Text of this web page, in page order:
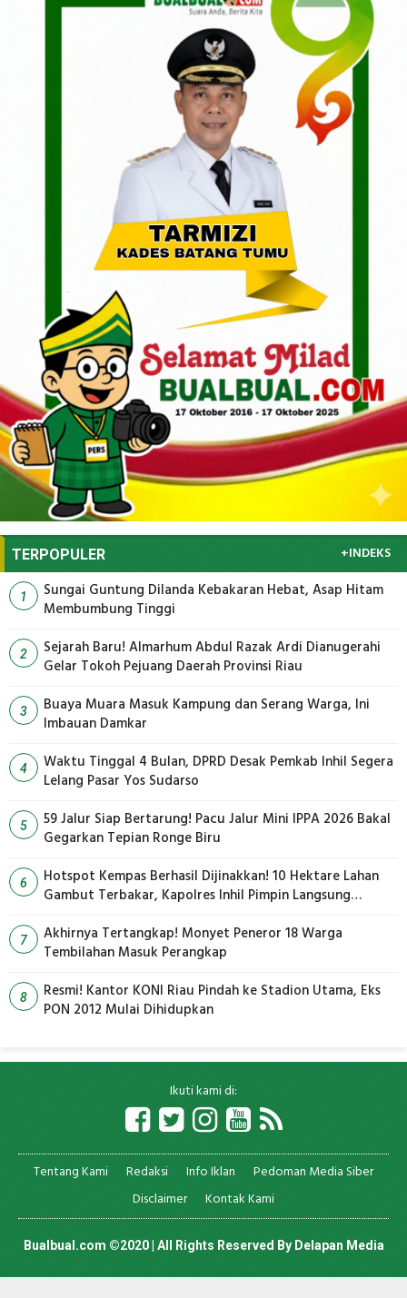
TERPOPULER +INDEKS
1
Sungai Guntung Dilanda Kebakaran Hebat, Asap Hitam
Membumbung Tinggi
2
Sejarah Baru! Almarhum Abdul Razak Ardi Dianugerahi
Gelar Tokoh Pejuang Daerah Provinsi Riau
3
Buaya Muara Masuk Kampung dan Serang Warga, Ini
Imbauan Damkar
4
Waktu Tinggal 4 Bulan, DPRD Desak Pemkab Inhil Segera
Lelang Pasar Yos Sudarso
5
59 Jalur Siap Bertarung! Pacu Jalur Mini IPPA 2026 Bakal
Gegarkan Tepian Ronge Biru
6
Hotspot Kempas Berhasil Dijinakkan! 10 Hektare Lahan
Gambut Terbakar, Kapolres Inhil Pimpin Langsung
7
Akhirnya Tertangkap! Monyet Peneror 18 Warga
Tembilahan Masuk Perangkap
8
Resmi! Kantor KONI Riau Pindah ke Stadion Utama, Eks
PON 2012 Mulai Dihidupkan
Ikuti kami di:
Tentang Kami Redaksi Info Iklan
Pedoman Media Siber
Disclaimer
Kontak Kami
Bualbual.com ©2020 | All Rights Reserved ByDelapan Media